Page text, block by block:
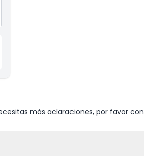
más aclaraciones, por favor